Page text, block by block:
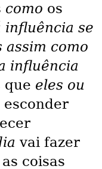
como os
influência se
assim como
influência
que eles ou
esconder
vai fazer
coisas